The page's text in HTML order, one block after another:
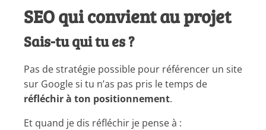
SEO qui convient au projet
Sais-tu qui tu es ?
Pas de stratégie possible pour référencer un site
sur Google si tu n’as pas pris le temps de
réfléchir à ton positionnement.
Et quand je dis réfléchir je pense à :